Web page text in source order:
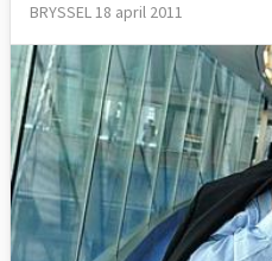
BRYSSEL 18 april 2011